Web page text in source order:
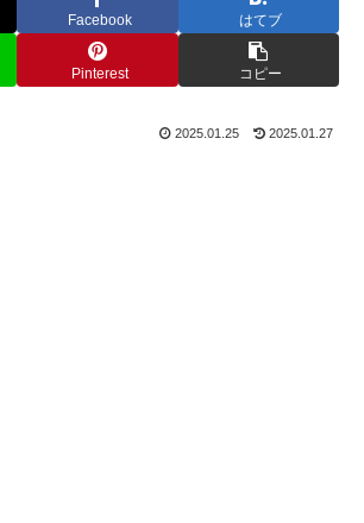
Facebook はてブ
Pinterest コピー
2025.01.25 2025.01.27